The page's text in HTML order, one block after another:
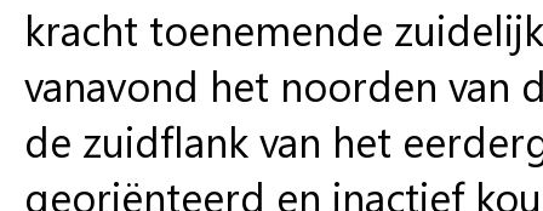
kracht toenemende
vanavond het noorden van
de zuidflank van het
georiënteerd en inactief